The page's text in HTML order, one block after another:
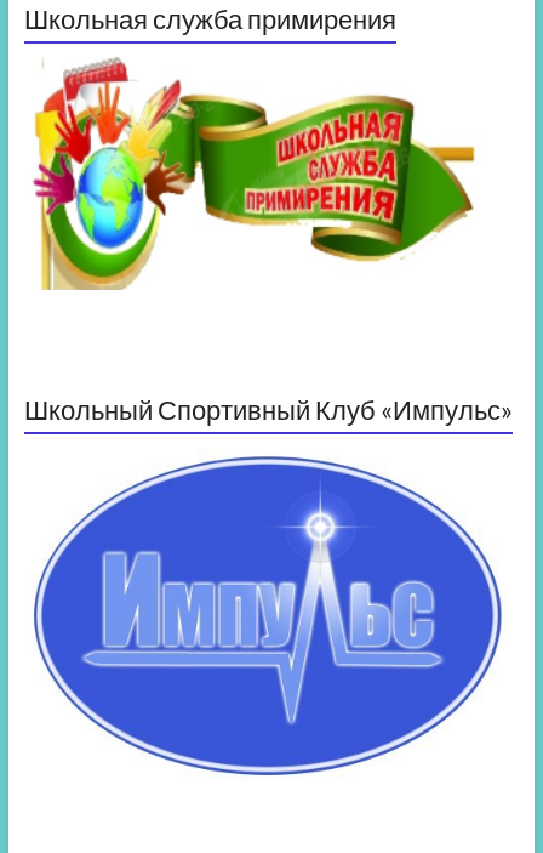
Школьная служба примирения
Школьный Спортивный Клуб «Импульс»